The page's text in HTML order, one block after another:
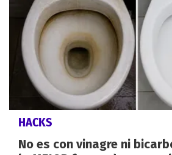
HACKS
No es con vinagre ni